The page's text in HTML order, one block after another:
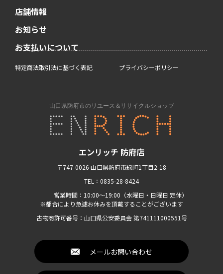
エンリッチ 防府店
〒747-0026 山口県防府市緑町1丁目2-18
TEL：0835-28-8424
営業時間：10:00〜19:00（水曜日・日曜日 定休）
※都合により急遽お休みを頂戴することがございます
古物商許可番号：山口県公安委員会 第741111000551号
メールお問い合わせ
店舗情報
お知らせ
お支払いについて
特定商法取引法に基づく表記 プライバシーポリシー